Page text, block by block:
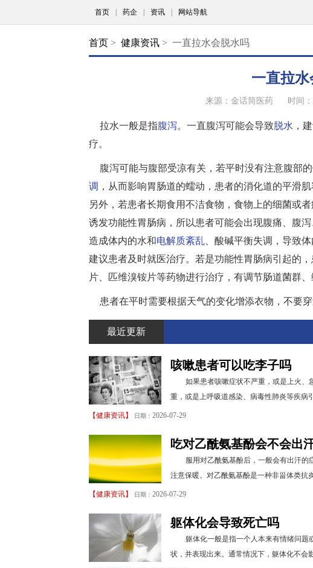
首页 药企 资讯 网站导航
首页 > 健康资讯 > 一直拉水会脱水吗
一直拉
来源：金话筒医药 时间
拉水一般是指腹泻。一直腹泻可能会导致脱水 ，
疗。
腹泻可能与腹部受凉有关，若平时没有注意腹部
调 ，从而影响胃肠道的蠕动，患者的消化道的平滑
另外，若患者长期食用不洁食物，食物上的细菌或
诱发功能性胃肠病，所以患者可能会出现腹痛、腹
造成体内的水和电解质紊乱 、酸碱平衡失调，导致
建议患者及时就医治疗。若是功能性胃肠病引起的
片、匹维溴铵片等药物进行治疗，有调节肠道菌群
患者在平时需要根据天气的变化增添衣物，不要
最近更新
咳嗽患者可以吃李子吗
如果患者咳嗽症状不严重，或是上火、
重，或是上呼吸道感染、病毒性肺炎等疾病
【健康资讯】 日期： 2026-07-29
吃对乙酰氨基酚会不会出
服用对乙酰氨基酚后，一般会有出汗的
注意保暖。对乙酰氨基酚是一种非甾体类抗
【健康资讯】 日期： 2026-07-29
躯体化会导致死亡吗
躯体化一般是指一个人本来有情绪问题
状，并表现出来。通常情况下，躯体化不会